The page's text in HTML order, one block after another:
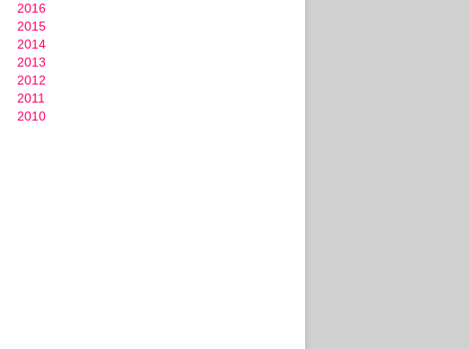
2016
2015
2014
2013
2012
2011
2010